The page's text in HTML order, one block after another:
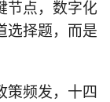
节点，数字化
选择题，而是
策频发，十四